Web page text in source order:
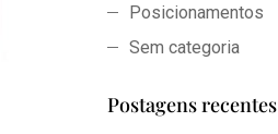
Posicionamentos
Sem categoria
Postagens recentes